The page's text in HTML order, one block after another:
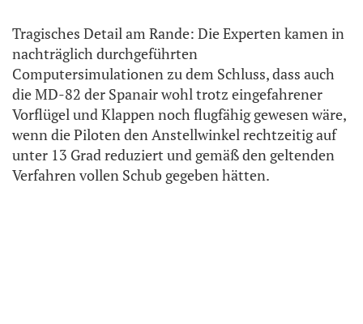
Tragisches Detail am Rande: Die Experten kamen in
nachträglich durchgeführten
Computersimulationen zu dem Schluss, dass auch
die MD-82 der Spanair wohl trotz eingefahrener
Vorflügel und Klappen noch flugfähig gewesen wäre,
wenn die Piloten den Anstellwinkel rechtzeitig auf
unter 13 Grad reduziert und gemäß den geltenden
Verfahren vollen Schub gegeben hätten.